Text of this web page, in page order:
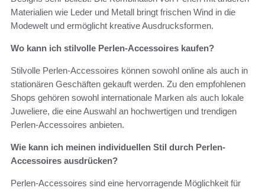
Materialien wie Leder und Metall bringt frischen Wind in die
Modewelt und ermöglicht kreative Ausdrucksformen.
Wo kann ich stilvolle Perlen-Accessoires kaufen?
Stilvolle Perlen-Accessoires können sowohl online als auch in
stationären Geschäften gekauft werden. Zu den empfohlenen
Shops gehören sowohl internationale Marken als auch lokale
Juweliere, die eine Auswahl an hochwertigen und trendigen
Perlen-Accessoires anbieten.
Wie kann ich meinen individuellen Stil durch Perlen-
Accessoires ausdrücken?
Perlen-Accessoires sind eine hervorragende Möglichkeit für